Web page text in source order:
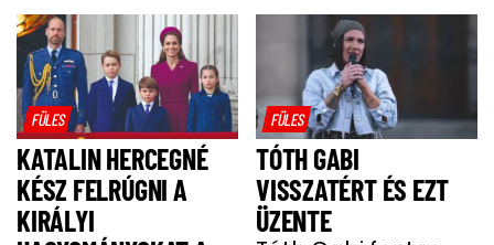
FÜLES
KATALIN HERCEGNÉ
KÉSZ FELRÚGNI A
KIRÁLYI
FÜLES
TÓTH GABI
VISSZATÉRT ÉS EZT
ÜZENTE